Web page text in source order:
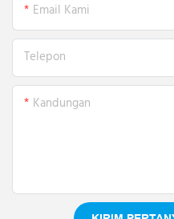
Email Kami
Telepon
Kandungan